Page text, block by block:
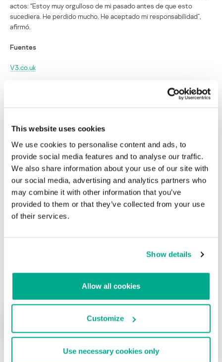
This website uses cookies
We use cookies to personalise content and ads, to
provide social media features and to analyse our traffic.
We also share information about your use of our site with
our social media, advertising and analytics partners who
may combine it with other information that you’ve
provided to them or that they’ve collected from your use
of their services.
Show details
Allow all cookies
Customize
Use necessary cookies only
actos: “Estoy muy orgulloso de mi pasado antes de que esto
sucediera. He perdido mucho. He aceptado mi responsabilidad”,
afirmó.
Fuentes
V3.co.uk
agente que robó a los cibercriminales de Silk
Road
Su dirección de correo electrónico no será publicada. Los
campos obligatorios están marcados con*